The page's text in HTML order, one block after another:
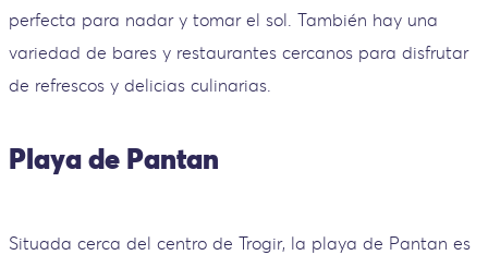
perfecta para nadar y tomar el sol. También hay una
variedad de bares y restaurantes cercanos para disfrutar
de refrescos y delicias culinarias.
Playa de Pantan
Situada cerca del centro de Trogir, la playa de Pantan es